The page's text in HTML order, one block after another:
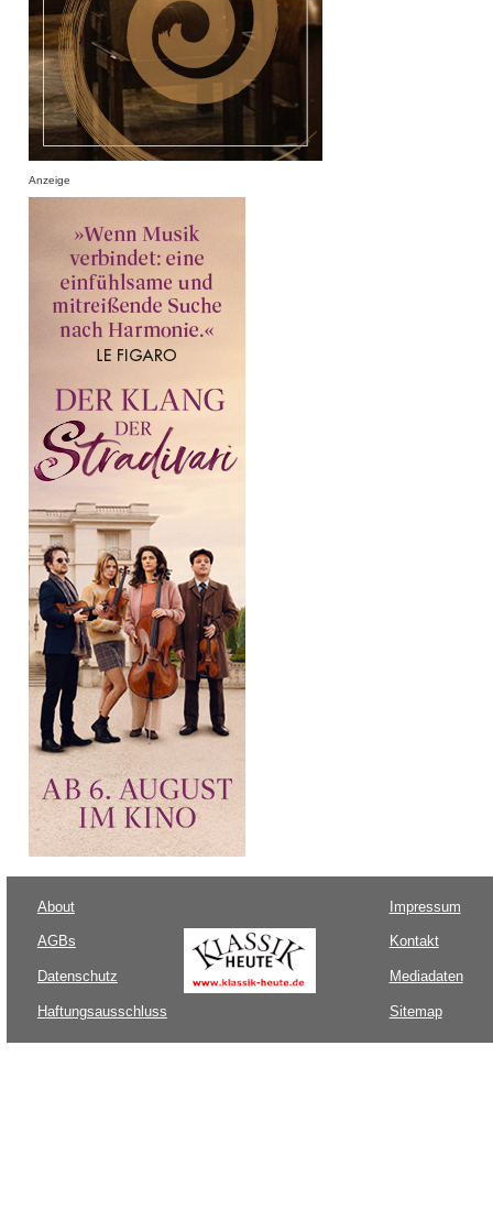
Anzeige
About
AGBs
Datenschutz
Haftungsausschluss
Impressum
Kontakt
Mediadaten
Sitemap